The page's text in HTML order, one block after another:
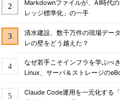
Markdownファイルが、AI時代
レッジ標準化」の一手
清水建設、数千万件の現場デ
レの壁をどう越えた？
なぜ若手こそインフラを学ぶべ
Linux、サーバ＆ストレージの
Claude Code運用を一元化す